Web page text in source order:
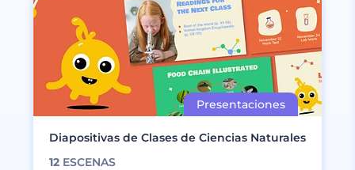
Diapositivas de Clases de Ciencias Naturales
12 ESCENAS